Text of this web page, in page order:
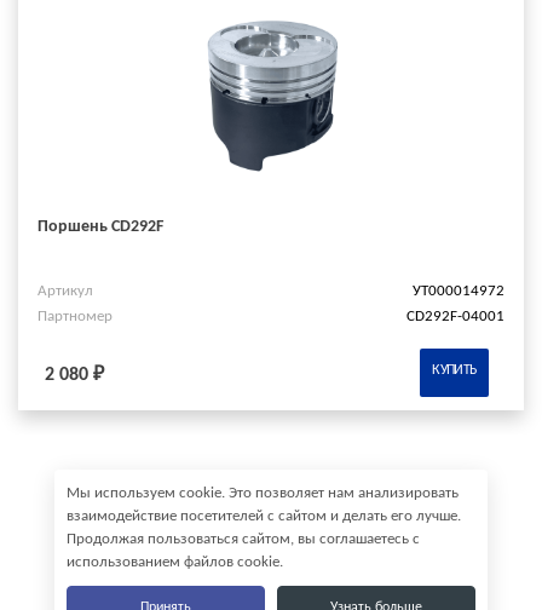
Поршень CD292F
Артикул
УТ000014972
Партномер
CD292F-04001
2 080 ₽ КУПИТЬ
Мы используем cookie. Это позволяет нам анализировать
взаимодействие посетителей с сайтом и делать его лучше.
Продолжая пользоваться сайтом, вы соглашаетесь с
использованием файлов cookie.
Принять Узнать больше